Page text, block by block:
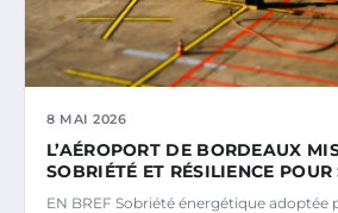
8 MAI 2026
L’AÉROPORT DE BORDEAUX
SOBRIÉTÉ ET RÉSILIENCE
EN BREF Sobriété énergétique adoptée